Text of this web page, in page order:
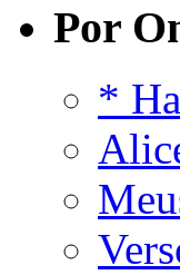
Por
*